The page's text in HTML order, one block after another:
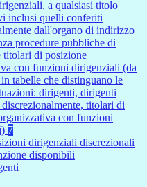
a qualsiasi titolo
inclusi quelli conferiti
dall'organo di indirizzo
procedure pubbliche di
titolari di posizione
con funzioni dirigenziali (da
tabelle che distinguano le
dirigenti, dirigenti
titolari di
con funzioni
7
dirigenziali discrezionali
disponibili